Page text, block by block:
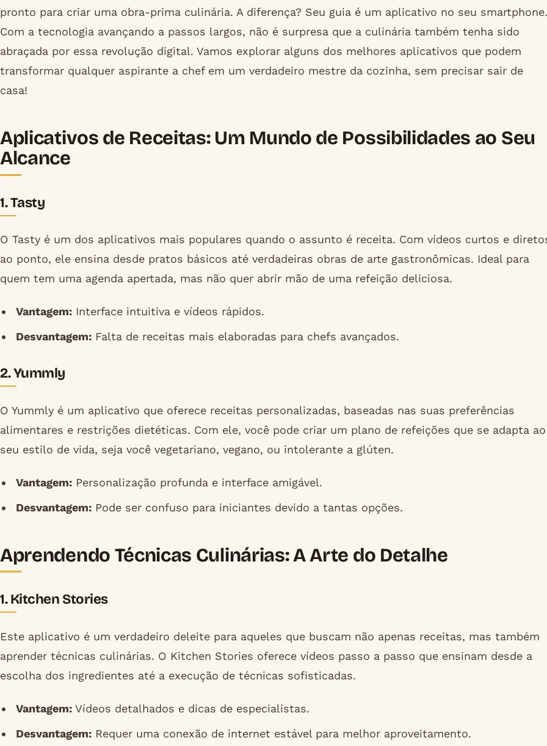
pronto para criar uma obra-prima culinária. A diferença? Seu guia é um aplicativo no seu smartphone.
Com a tecnologia avançando a passos largos, não é surpresa que a culinária também tenha sido
abraçada por essa revolução digital. Vamos explorar alguns dos melhores aplicativos que podem
transformar qualquer aspirante a chef em um verdadeiro mestre da cozinha, sem precisar sair de
casa!
Aplicativos de Receitas: Um Mundo de Possibilidades ao Seu
Alcance
1. Tasty
O Tasty é um dos aplicativos mais populares quando o assunto é receita. Com vídeos curtos e
ao ponto, ele ensina desde pratos básicos até verdadeiras obras de arte gastronômicas. Ideal para
quem tem uma agenda apertada, mas não quer abrir mão de uma refeição deliciosa.
Vantagem:Interface intuitiva e vídeos rápidos.
Desvantagem:Falta de receitas mais elaboradas para chefs avançados.
2. Yummly
O Yummly é um aplicativo que oferece receitas personalizadas, baseadas nas suas preferências
alimentares e restrições dietéticas. Com ele, você pode criar um plano de refeições que se adapta ao
seu estilo de vida, seja você vegetariano, vegano, ou intolerante a glúten.
Vantagem:Personalização profunda e interface amigável.
Desvantagem:Pode ser confuso para iniciantes devido a tantas opções.
Aprendendo Técnicas Culinárias: A Arte do Detalhe
1. Kitchen Stories
Este aplicativo é um verdadeiro deleite para aqueles que buscam não apenas receitas, mas também
aprender técnicas culinárias. O Kitchen Stories oferece vídeos passo a passo que ensinam desde a
escolha dos ingredientes até a execução de técnicas sofisticadas.
Vantagem:Vídeos detalhados e dicas de especialistas.
Desvantagem:Requer uma conexão de internet estável para melhor aproveitamento.